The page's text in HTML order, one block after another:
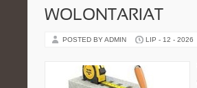
WOLONTARIAT
POSTED BY ADMIN LIP - 12 - 2026